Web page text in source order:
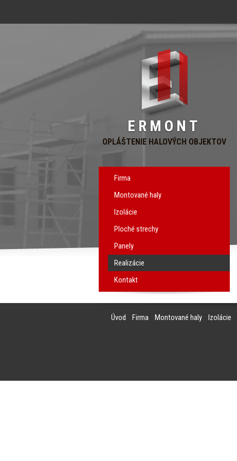
ERMONT
OPLÁŠTENIE HALOVÝCH OBJEKTOV
Firma
Montované haly
Izolácie
Ploché strechy
Panely
Realizácie
Kontakt
Úvod Firma Montované haly Izolácie